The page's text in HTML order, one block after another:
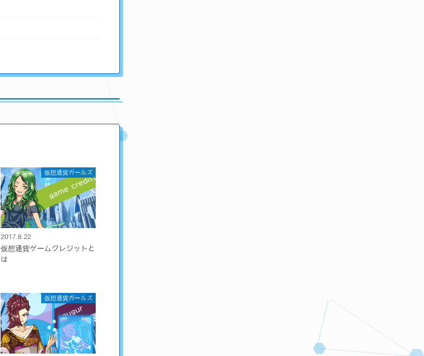
仮想通貨ガールズ
2017.8.22
仮想通貨ゲームクレジットと
は
仮想通貨ガールズ